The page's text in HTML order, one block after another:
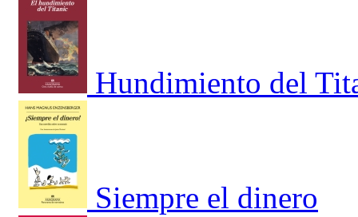
Hundimiento del
Siempre el dinero